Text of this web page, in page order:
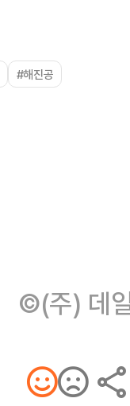
#해진공
©(주) 데